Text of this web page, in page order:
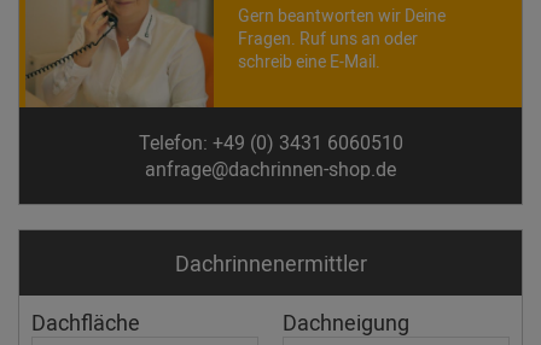
Gern beantworten wir Deine
Fragen. Ruf uns an oder
schreib eine E-Mail.
Telefon: +49 (0) 3431 6060510
anfrage@dachrinnen-shop.de
Dachrinnen­ermittler
Dachfläche Dachneigung